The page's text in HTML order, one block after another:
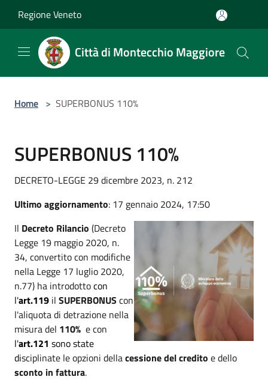
Regione Veneto
Città di Montecchio Maggiore
Home > SUPERBONUS 110%
SUPERBONUS 110%
DECRETO-LEGGE 29 dicembre 2023, n. 212
Ultimo aggiornamento: 17 gennaio 2024, 17:50
Il Decreto Rilancio (Decreto
Legge 19 maggio 2020, n.
34, convertito con modifiche
nella Legge 17 luglio 2020,
n.77) ha introdottocon
l'art.119 il SUPERBONUS con
l'aliquota di detrazione nella
misura del 110% e con
l'art.121 sono state
disciplinate le opzioni dellacessione del credito e dello
sconto in fattura.